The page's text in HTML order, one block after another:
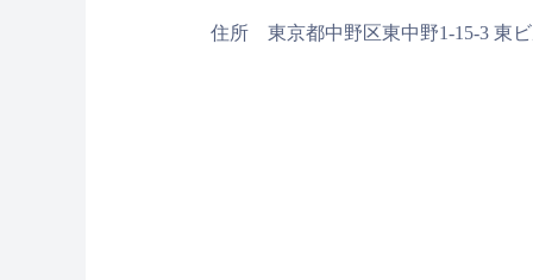
住所 東京都中野区東中野1-15-3 東ビ